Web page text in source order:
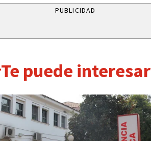
PUBLICIDAD
Te puede interesar